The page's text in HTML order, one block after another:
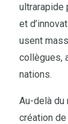
ultrarapide
et
usent
collègues,
nations.
Au-delà du
création